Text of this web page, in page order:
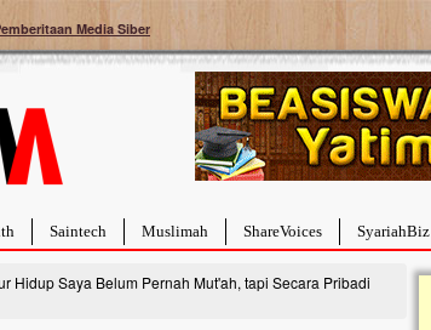
Media Siber
Saintech Muslimah ShareVoices SyariahBiz
Hidup Saya Belum Pernah Mut'ah, tapi Secara Pribadi